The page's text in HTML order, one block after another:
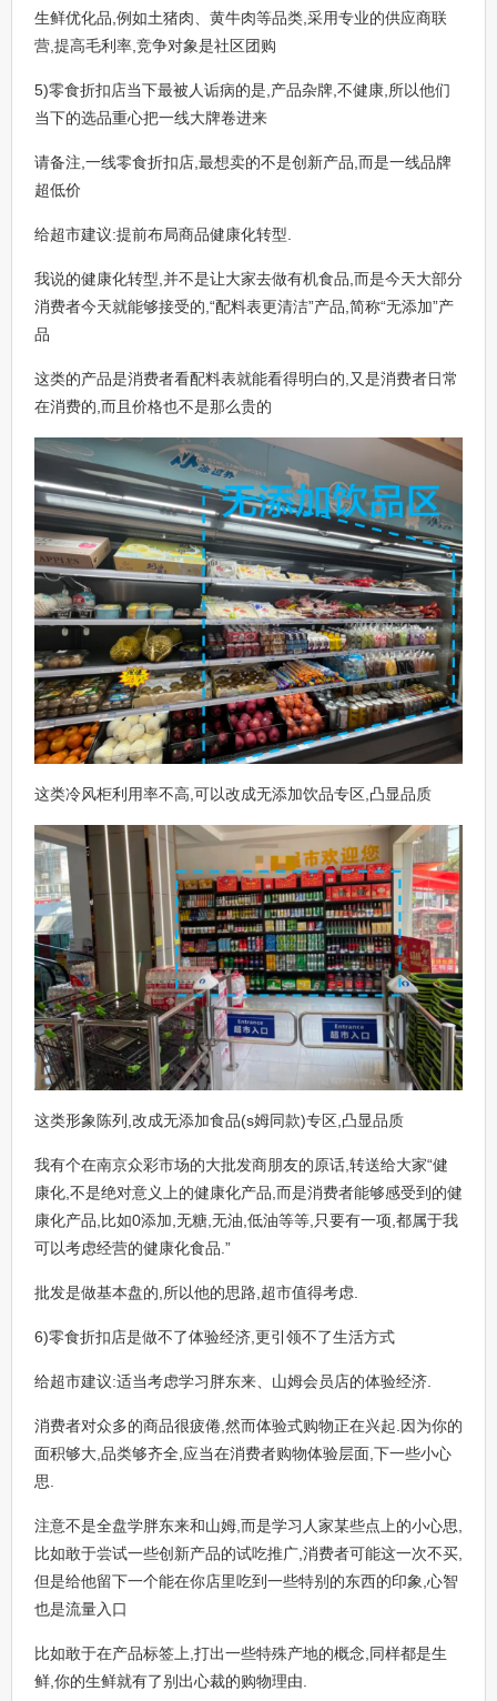
生鲜优化品,例如土猪肉、黄牛肉等品类,采用专业的供应商联
营,提高毛利率,竞争对象是社区团购
5)零食折扣店当下最被人诟病的是,产品杂牌,不健康,所以他们
当下的选品重心把一线大牌卷进来
请备注,一线零食折扣店,最想卖的不是创新产品,而是一线品牌
超低价
给超市建议:提前布局商品健康化转型.
我说的健康化转型,并不是让大家去做有机食品,而是今天大部分
消费者今天就能够接受的,“配料表更清洁”产品,简称“无添加”产
品
这类的产品是消费者看配料表就能看得明白的,又是消费者日常
在消费的,而且价格也不是那么贵的
这类冷风柜利用率不高,可以改成无添加饮品专区,凸显品质
这类形象陈列,改成无添加食品(s姆同款)专区,凸显品质
我有个在南京众彩市场的大批发商朋友的原话,转送给大家“健
康化,不是绝对意义上的健康化产品,而是消费者能够感受到的健
康化产品,比如0添加,无糖,无油,低油等等,只要有一项,都属于我
可以考虑经营的健康化食品.”
批发是做基本盘的,所以他的思路,超市值得考虑.
6)零食折扣店是做不了体验经济,更引领不了生活方式
给超市建议:适当考虑学习胖东来、山姆会员店的体验经济.
消费者对众多的商品很疲倦,然而体验式购物正在兴起.因为你的
面积够大,品类够齐全,应当在消费者购物体验层面,下一些小心
思.
注意不是全盘学胖东来和山姆,而是学习人家某些点上的小心思,
比如敢于尝试一些创新产品的试吃推广,消费者可能这一次不买,
但是给他留下一个能在你店里吃到一些特别的东西的印象,心智
也是流量入口
比如敢于在产品标签上,打出一些特殊产地的概念,同样都是生
鲜,你的生鲜就有了别出心裁的购物理由.